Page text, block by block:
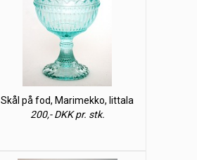
Skål på fod, Marimekko, Iittala
200,- DKK pr. stk.